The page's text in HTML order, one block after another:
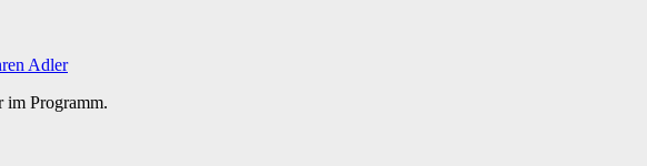
Adler
im Programm.